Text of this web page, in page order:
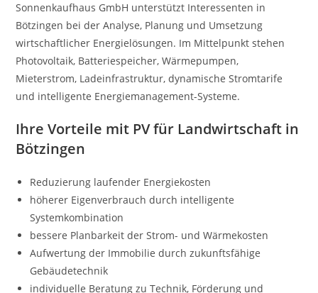
Sonnenkaufhaus GmbH unterstützt Interessenten in
Bötzingen bei der Analyse, Planung und Umsetzung
wirtschaftlicher Energielösungen. Im Mittelpunkt stehen
Photovoltaik, Batteriespeicher, Wärmepumpen,
Mieterstrom, Ladeinfrastruktur, dynamische Stromtarife
und intelligente Energiemanagement-Systeme.
Ihre Vorteile mit PV für Landwirtschaft in
Bötzingen
Reduzierung laufender Energiekosten
höherer Eigenverbrauch durch intelligente
Systemkombination
bessere Planbarkeit der Strom- und Wärmekosten
Aufwertung der Immobilie durch zukunftsfähige
Gebäudetechnik
individuelle Beratung zu Technik, Förderung und